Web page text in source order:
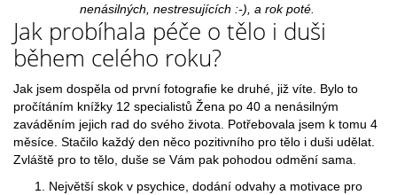
nenásilných, nestresujících :-), a rok poté.
Jak probíhala péče o tělo i duši
během celého roku?
Jak jsem dospěla od první fotografie ke druhé, již víte. Bylo to
pročítáním knížky 12 specialistů Žena po 40 a nenásilným
zaváděním jejich rad do svého života. Potřebovala jsem k tomu 4
měsíce. Stačilo každý den něco pozitivního pro tělo i duši udělat.
Zvláště pro to tělo, duše se Vám pak pohodou odmění sama.
Největší skok v psychice, dodání odvahy a motivace pro